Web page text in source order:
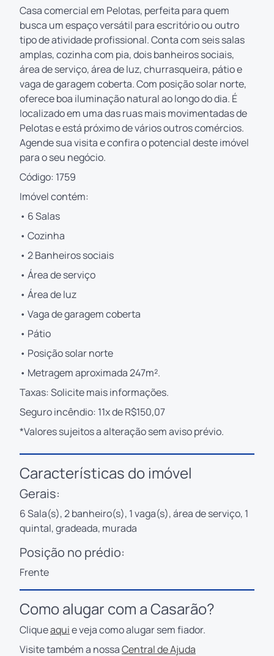
Casa comercial em Pelotas, perfeita para quem
busca um espaço versátil para escritório ou outro
tipo de atividade profissional. Conta com seis salas
amplas, cozinha com pia, dois banheiros sociais,
área de serviço, área de luz, churrasqueira, pátio e
vaga de garagem coberta. Com posição solar norte,
oferece boa iluminação natural ao longo do dia. É
localizado em uma das ruas mais movimentadas de
Pelotas e está próximo de vários outros comércios.
Agende sua visita e confira o potencial deste imóvel
para o seu negócio.
Código: 1759
Imóvel contém:
• 6 Salas
• Cozinha
• 2 Banheiros sociais
• Área de serviço
• Área de luz
• Vaga de garagem coberta
• Pátio
• Posição solar norte
• Metragem aproximada 247m².
Taxas: Solicite mais informações.
Seguro incêndio: 11x de R$150,07
*Valores sujeitos a alteração sem aviso prévio.
Características do imóvel
Gerais:
6 Sala(s), 2 banheiro(s), 1 vaga(s), área de serviço, 1
quintal, gradeada, murada
Posição no prédio:
Frente
Como alugar com a Casarão?
Cliqueaquie veja como alugar sem fiador.
Visite também a nossaCentral de Ajuda